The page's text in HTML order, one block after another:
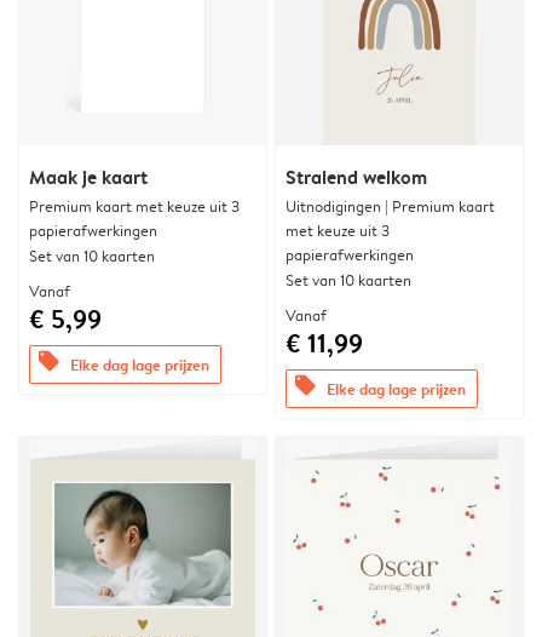
Maak je kaart
Premium kaart met keuze uit 3
papierafwerkingen
Set van 10 kaarten
Vanaf
€ 5,99
offers Elke dag lage prijzen
Stralend welkom
Uitnodigingen | Premium kaart
met keuze uit 3
papierafwerkingen
Set van 10 kaarten
Vanaf
€ 11,99
offers Elke dag lage prijzen